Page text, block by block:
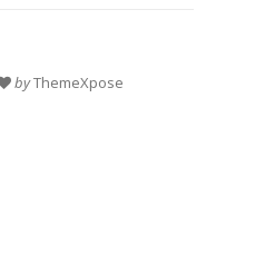
byThemeXpose